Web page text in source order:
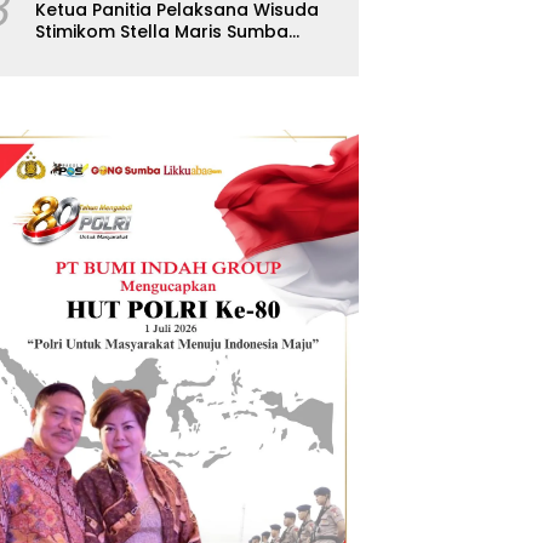
Ketua Panitia Pelaksana Wisuda
Stimikom Stella Maris Sumba